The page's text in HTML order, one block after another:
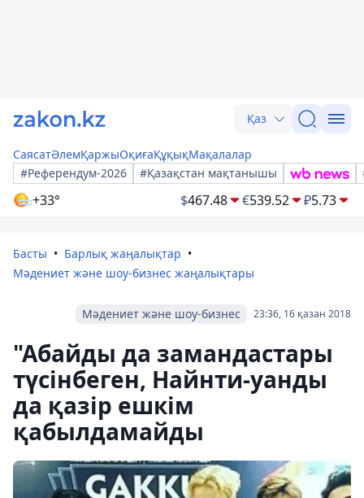
Қаз
СаясатӘлемҚаржыОқиғаҚұқықМақалалар
#Референдум-2026
#Қазақстан мақтанышы
+33° $467.48 €539.52 ₽5.73
Басты
Барлық жаңалықтар
Мәдениет және шоу-бизнес жаңалықтары
23:36, 16 қазан 2018
Мәдениет және шоу-бизнес
"Абайды да замандастары
түсінбеген, Найнти-уанды
да қазір ешкім
қабылдамайды